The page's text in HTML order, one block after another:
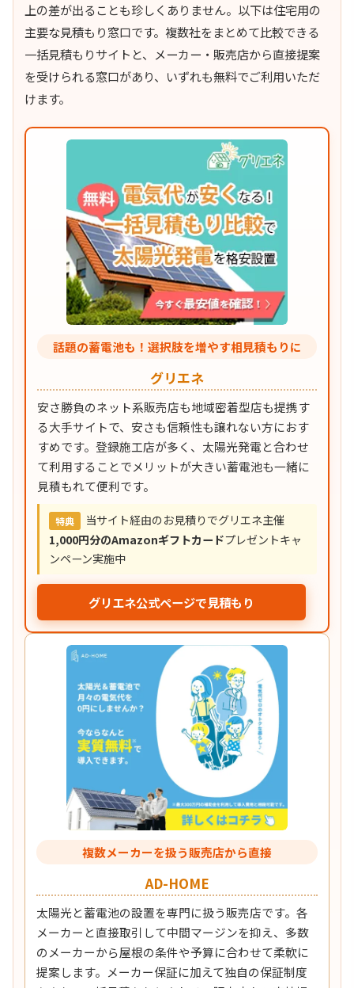
上の差が出ることも珍しくありません。以下は住宅用の
主要な見積もり窓口です。複数社をまとめて比較できる
一括見積もりサイトと、メーカー・販売店から直接提案
を受けられる窓口があり、いずれも無料でご利用いただ
けます。
話題の蓄電池も！選択肢を増やす相見積もりに
グリエネ
安さ勝負のネット系販売店も地域密着型店も提携す
る大手サイトで、安さも信頼性も譲れない方におす
すめです。登録施工店が多く、太陽光発電と合わせ
て利用することでメリットが大きい蓄電池も一緒に
見積もれて便利です。
特典
当サイト経由のお見積りでグリエネ主催
1,000円分のAmazonギフトカードプレゼントキャ
ンペーン実施中
グリエネ公式ページで見積もり
複数メーカーを扱う販売店から直接
AD-HOME
太陽光と蓄電池の設置を専門に扱う販売店です。各
メーカーと直接取引して中間マージンを抑え、多数
のメーカーから屋根の条件や予算に合わせて柔軟に
提案します。メーカー保証に加えて独自の保証制度